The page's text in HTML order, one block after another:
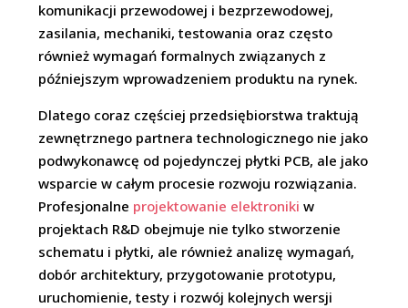
komunikacji przewodowej i bezprzewodowej,
zasilania, mechaniki, testowania oraz często
również wymagań formalnych związanych z
późniejszym wprowadzeniem produktu na rynek.
Dlatego coraz częściej przedsiębiorstwa traktują
zewnętrznego partnera technologicznego nie jako
podwykonawcę od pojedynczej płytki PCB, ale jako
wsparcie w całym procesie rozwoju rozwiązania.
Profesjonalne projektowanie elektroniki w
projektach R&D obejmuje nie tylko stworzenie
schematu i płytki, ale również analizę wymagań,
dobór architektury, przygotowanie prototypu,
uruchomienie, testy i rozwój kolejnych wersji